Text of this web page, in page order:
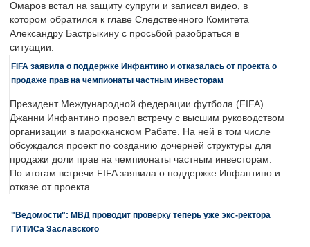
Омаров встал на защиту супруги и записал видео, в
котором обратился к главе Следственного Комитета
Александру Бастрыкину с просьбой разобраться в
ситуации.
FIFA заявила о поддержке Инфантино и отказалась от проекта о
продаже прав на чемпионаты частным инвесторам
Президент Международной федерации футбола (FIFA)
Джанни Инфантино провел встречу с высшим руководством
организации в марокканском Рабате. На ней в том числе
обсуждался проект по созданию дочерней структуры для
продажи доли прав на чемпионаты частным инвесторам.
По итогам встречи FIFA заявила о поддержке Инфантино и
отказе от проекта.
"Ведомости": МВД проводит проверку теперь уже экс-ректора
ГИТИСа Заславского